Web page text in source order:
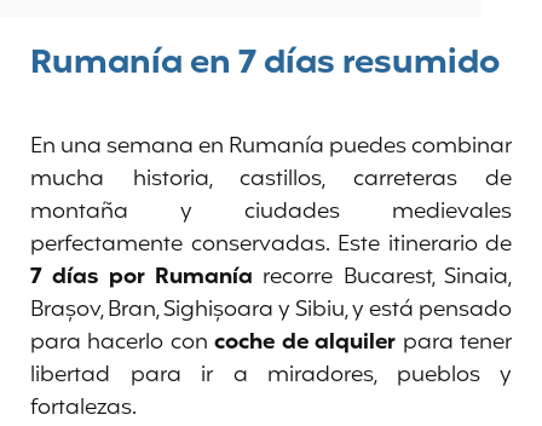
Rumanía en 7 días resumido
En una semana en Rumanía puedes combinar
mucha historia, castillos, carreteras de
montaña y ciudades medievales
perfectamente conservadas. Este itinerario de
7 días por Rumanía recorre Bucarest, Sinaia,
Brașov, Bran, Sighișoara y Sibiu, y está pensado
para hacerlo concoche de alquiler para tener
libertad para ir a miradores, pueblos y
fortalezas.